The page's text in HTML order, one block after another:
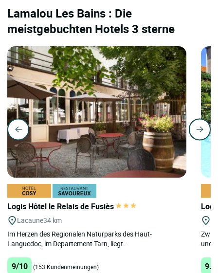
Lamalou Les Bains : Die
meistgebuchten Hotels 3 sterne
Logis Hôtel le Relais de Fusiès
Lacaune34 km
Im Herzen des Regionalen Naturparks des Haut-
Languedoc, im Departement Tarn, liegt...
9/10 (153 Kundenmeinungen)
und